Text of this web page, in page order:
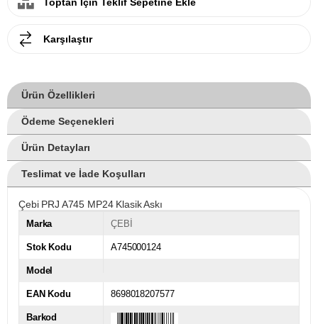
Toptan İçin Teklif Sepetine Ekle
Karşılaştır
Ürün Özellikleri
Ödeme Seçenekleri
Ürün Detayları
Teslimat ve İade Koşulları
Çebi PRJ A745 MP24 Klasik Askı
Marka ÇEBİ
Stok Kodu A745000124
Model
EAN Kodu 8698018207577
Barkod